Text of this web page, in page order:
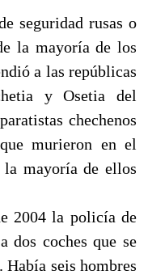
seguridad rusas o
la mayoría de los
a las repúblicas
y Osetia del
chechenos
murieron en el
la mayoría de ellos
2004 la policía de
dos coches que se
seis hombres